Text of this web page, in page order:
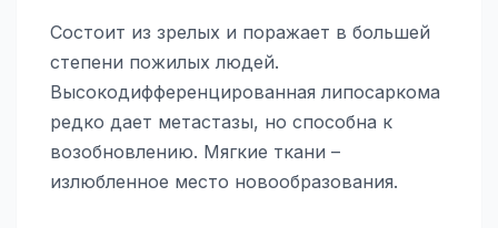
Состоит из зрелых и поражает в большей
степени пожилых людей.
Высокодифференцированная липосаркома
редко дает метастазы, но способна к
возобновлению. Мягкие ткани –
излюбленное место новообразования.